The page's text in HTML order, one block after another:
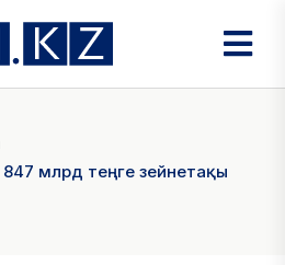
млрд теңге зейнетақы